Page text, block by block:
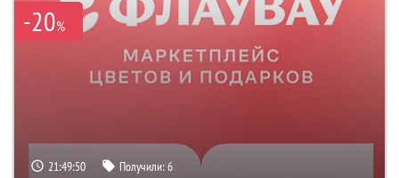
-20%
21:49:49 Получили:6